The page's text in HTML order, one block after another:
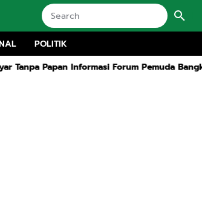
POLITIK
Informasi Forum Pemuda Bangkalan Siap